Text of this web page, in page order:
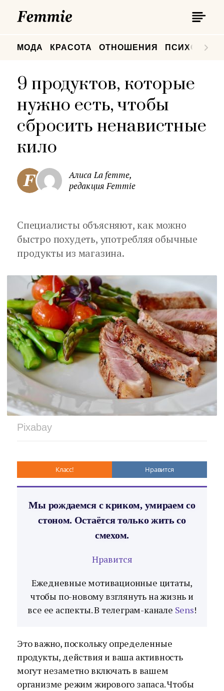
МОДА КРАСОТА ОТНОШЕНИЯ
9 продуктов, которые
нужно есть, чтобы
сбросить ненавистные
кило
Алиса La femme,
редакция Femmie
Специалисты объясняют, как можно
быстро похудеть, употребляя обычные
продукты из магазина.
Pixabay
Класс! Нравится
Мы рождаемся с криком, умираем со
стоном. Остаётся только жить со
смехом.
Нравится
Ежедневные мотивационные цитаты,
чтобы по-новому взглянуть на жизнь и
все ее аспекты. В телеграм-канале Sens!
Это важно, поскольку определенные
продукты, действия и ваша активность
могут незаметно включать в вашем
организме режим жирового запаса. Чтобы